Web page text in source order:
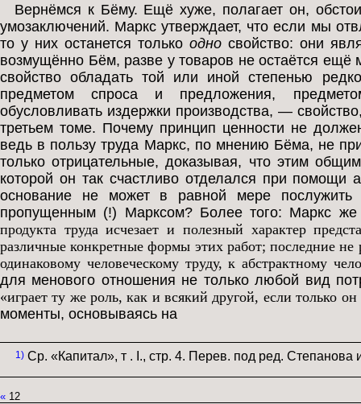
Вернёмся к Бёму. Ещё хуже, полагает он,
умозаключений. Маркс утверждает, что если мы
то у них останется только одно свойство: они
возмущённо Бём, разве у товаров не остаётся
свойство обладать той или иной степенью
предметом спроса и предложения,
обусловливать издержки производства, —
третьем томе. Почему принцип ценности не
ведь в пользу труда Маркс, по мнению Бёма, не
только отрицательные, доказывая, что этим
которой он так счастливо отделался при помощи
основание не может в равной мере
пропущенным (!) Марксом? Более того: Маркс
продукта труда исчезает и полезный характер
различные конкретные формы этих работ; последние не
одинаковому человеческому труду, к абстрактному
для менового отношения не только любой вид
«играет ту же роль, как и всякий другой, если только
моменты, основываясь на
1)Ср. «Капитал», т . I., стр. 4. Перев. под ред. Степанова
« 12